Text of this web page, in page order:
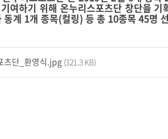
여하기 위해 온누리스포츠단 창단을 기
동계 1개 종목(컬링) 등 총 10종목 45명
츠단_환영식.jpg (321.3 KB)